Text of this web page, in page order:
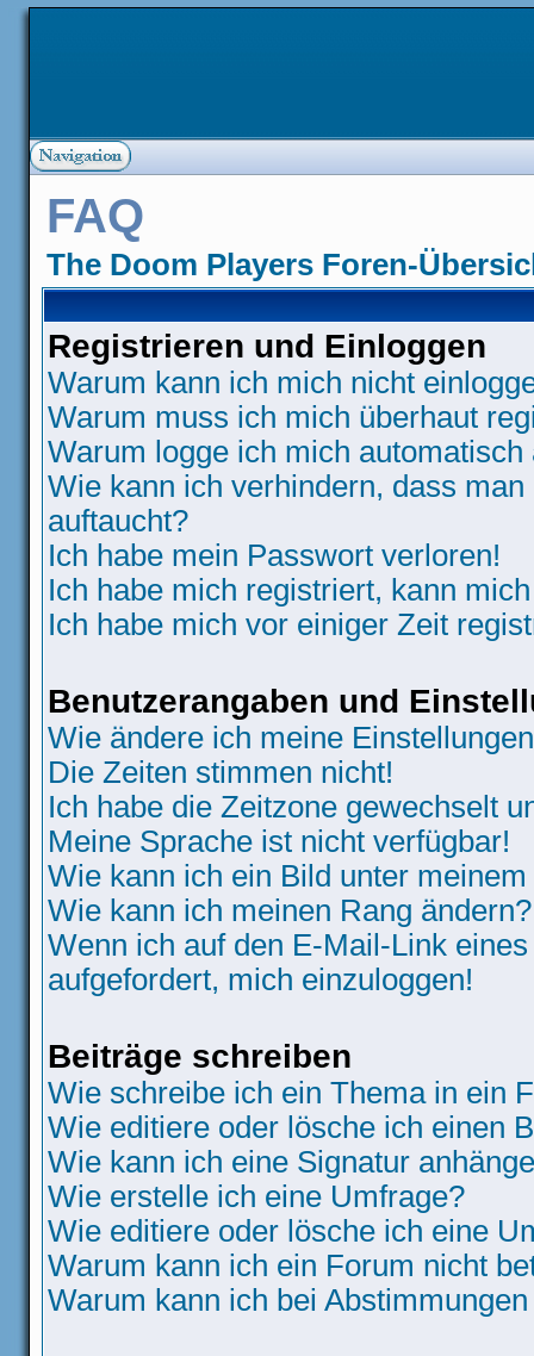
FAQ
The Doom Players Foren-
Registrieren und Einloggen
Warum kann ich mich nicht
Warum muss ich mich überhaut
Warum logge ich mich automatisch
Wie kann ich verhindern, dass
auftaucht?
Ich habe mein Passwort verloren!
Ich habe mich registriert, kann
Ich habe mich vor einiger Zeit
Benutzerangaben und
Wie ändere ich meine
Die Zeiten stimmen nicht!
Ich habe die Zeitzone gewechselt
Meine Sprache ist nicht verfügbar!
Wie kann ich ein Bild unter
Wie kann ich meinen Rang ändern?
Wenn ich auf den E-Mail-Link
aufgefordert, mich einzuloggen!
Beiträge schreiben
Wie schreibe ich ein Thema in ein
Wie editiere oder lösche ich einen
Wie kann ich eine Signatur
Wie erstelle ich eine Umfrage?
Wie editiere oder lösche ich eine
Warum kann ich ein Forum nicht
Warum kann ich bei